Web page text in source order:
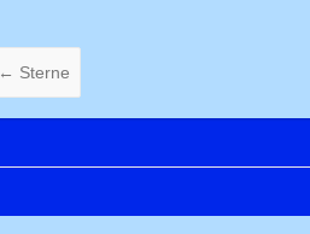
← Sterne